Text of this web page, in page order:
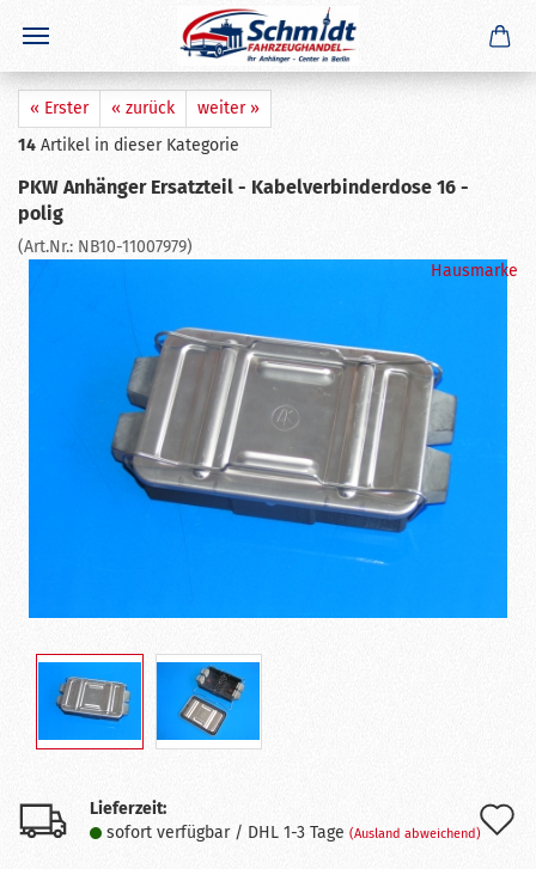
« Erster « zurück
weiter »
14 Artikel in dieser Kategorie
PKW Anhänger Ersatzteil - Kabelverbinderdose 16 -
polig
(Art.Nr.: NB10-11007979)
Hausmarke
Lieferzeit:
sofort verfügbar / DHL 1-3 Tage (Ausland abweichend)
×
GERADE GEKAUFT
RockenberghatSchraubhaken / Verzurrösen /
Zurrhakengekauft
Ausblenden